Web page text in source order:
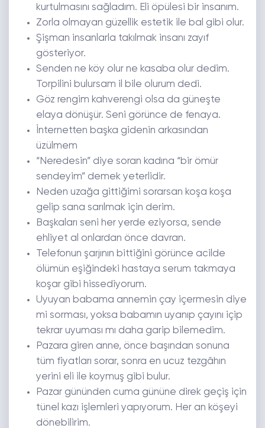
kurtulmasını sağladım. Eli öpülesi bir insanım.
Zorla olmayan güzellik estetik ile bal gibi olur.
Şişman insanlarla takılmak insanı zayıf
gösteriyor.
Senden ne köy olur ne kasaba olur dedim.
Torpilini bulursam il bile olurum dedi.
Göz rengim kahverengi olsa da güneşte
elaya dönüşür. Seni görünce de fenaya.
İnternetten başka gidenin arkasından
üzülmem
“Neredesin” diye soran kadına “bir ömür
sendeyim” demek yeterlidir.
Neden uzağa gittiğimi sorarsan koşa koşa
gelip sana sarılmak için derim.
Başkaları seni her yerde eziyorsa, sende
ehliyet al onlardan önce davran.
Telefonun şarjının bittiğini görünce acilde
ölümün eşiğindeki hastaya serum takmaya
koşar gibi hissediyorum.
Uyuyan babama annemin çay içermesin diye
mi sorması, yoksa babamın uyanıp çayını içip
tekrar uyuması mı daha garip bilemedim.
Pazara giren anne, önce başından sonuna
tüm fiyatları sorar, sonra en ucuz tezgâhın
yerini eli ile koymuş gibi bulur.
Pazar gününden cuma gününe direk geçiş için
tünel kazı işlemleri yapıyorum. Her an köşeyi
dönebilirim.